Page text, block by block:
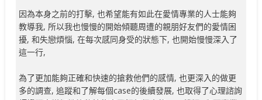
因為本身之前的打擊, 也希望能有如此在愛情專業的人士能夠
教導我, 所以我也慢慢的開始傾聽周遭的親朋好友們的愛情困
擾, 和失戀煩惱, 在每次感同身受的狀態下, 也開始慢慢深入了
這一行,
為了更加能夠正確和快速的搶救他們的感情, 也更深入的做更
多的調查, 追蹤和了解每個case的後續發展, 也取得了心理諮詢